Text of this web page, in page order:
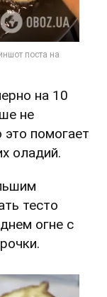
на 10
не
помогает
оладий.
тесто
огне с